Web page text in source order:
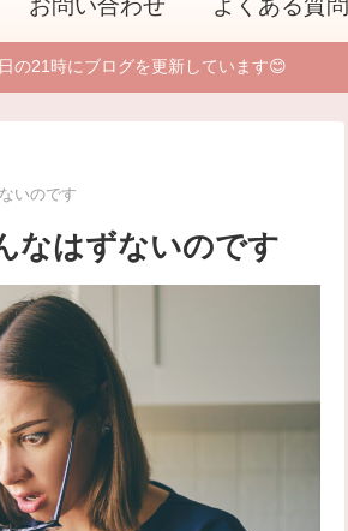
お問い合わせ よくある質問
の21時にブログを更新しています😊
いのです
なはずないのです